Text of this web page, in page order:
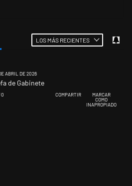
LOS MÁS RECIENTES
ABRIL DE 2026
de Gabinete
0 COMPARTIR
MARCAR
COMO
INAPROPIADO